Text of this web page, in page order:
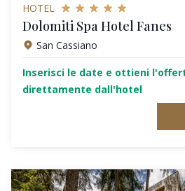
HOTEL
Dolomiti Spa Hotel Fanes
San Cassiano
Inserisci le date e ottieni
direttamente dall'hotel